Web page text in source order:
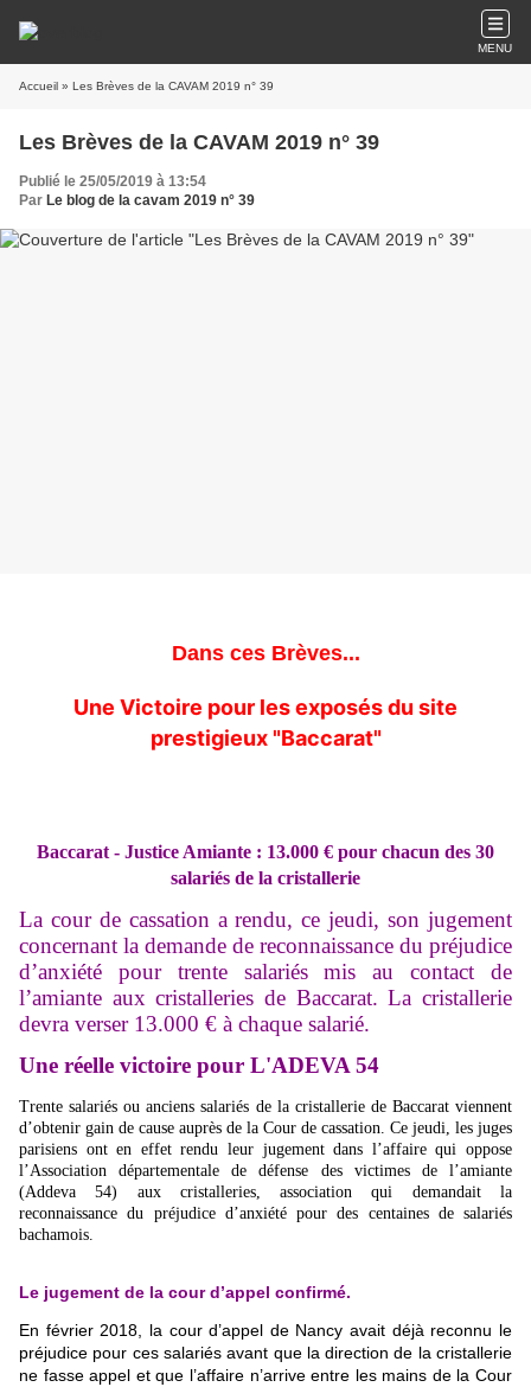
MENU
Accueil » Les Brèves de la CAVAM 2019 n° 39
Les Brèves de la CAVAM 2019 n° 39
Publié le 25/05/2019 à 13:54
Par Le blog de la cavam 2019 n° 39
​​​​​​Dans ces Brèves...
Une Victoire pour les exposés du site
prestigieux "Baccarat"
Baccarat - Justice Amiante : 13.000 € pour chacun des 30
salariés de la cristallerie
La cour de cassation a rendu, ce jeudi, son jugement
concernant la demande de reconnaissance du préjudice
d’anxiété pour trente salariés mis au contact de
l’amiante aux cristalleries de Baccarat. La cristallerie
devra verser 13.000 € à chaque salarié.
Une réelle victoire pour L'ADEVA 54
Trente salariés ou anciens salariés de la cristallerie de Baccarat viennent
d’obtenir gain de cause auprès de la Cour de cassation. Ce jeudi, les juges
parisiens ont en effet rendu leur jugement dans l’affaire qui oppose
l’Association départementale de défense des victimes de l’amiante
(Addeva 54) aux cristalleries, association qui demandait la
reconnaissance du préjudice d’anxiété pour des centaines de salariés
bachamois.
Le jugement de la cour d’appel confirmé.
En février 2018, la cour d’appel de Nancy avait déjà reconnu le
préjudice pour ces salariés avant que la direction de la cristallerie
ne fasse appel et que l’affaire n’arrive entre les mains de la Cour